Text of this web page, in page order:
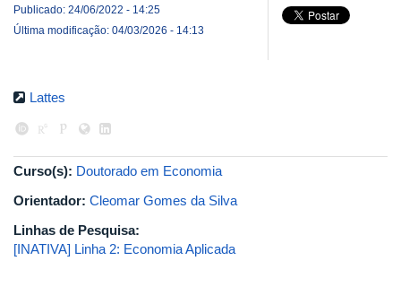
Publicado: 24/06/2022 - 14:25
Última modificação: 04/03/2026 - 14:13
Lattes
Curso(s): Doutorado em Economia
Orientador: Cleomar Gomes da Silva
Linhas de Pesquisa:
[INATIVA] Linha 2: Economia Aplicada